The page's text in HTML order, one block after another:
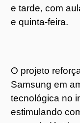
e tarde, com
e quinta-feira.
O projeto
Samsung em
tecnológica no
estimulando